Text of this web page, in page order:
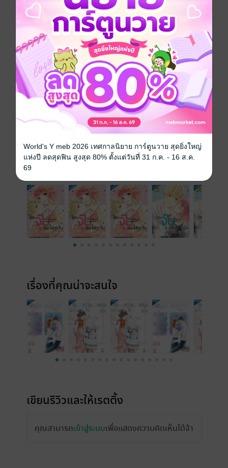
ขึ้นมากและมาทำให้คุรุมิสับสน แต่นางิโอะก็ยังไม่ยอม
หยุด! จู่ๆ ก็มาจูบและมาสารภาพรักว่ารักมาตั้งนานแล้ว...
จากตอนแรกที่ไม่ชอบ แต่ตอนนี้คุรุมิกลับใจเต้นแรงไม่
เลิก...!?
ซีรีส์
ขอจุ๊บเธอไปทุกวัน Can I kiss you every day? (รายตอน)
ประเภทไฟล์
วันที่วางขาย 13 กรกฎาคม 2561
ความยาว 42 หน้า
ราคาปก 20 บาท (ประหยัด 50%)
เล่มอื่นๆ ในซีรีส์
เรื่องที่คุณน่าจะสนใจ
เขียนรีวิวและให้เรตติ้ง
คุณสามารถเข้าสู่ระบบเพื่อแสดงความคิดเห็นได้จ้า
World's Y meb 2026 เทศกาลนิยาย การ์ตูนวาย สุดยิ่งใหญ่
แห่งปี ลดสุดฟิน สูงสุด 80% ตั้งแต่วันที่ 31 ก.ค. - 16 ส.ค.
69